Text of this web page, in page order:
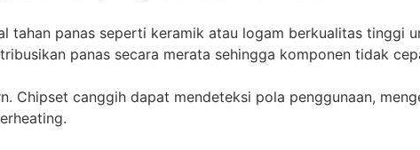
tahan panas seperti keramik atau logam berkualitas tinggi
panas secara merata sehingga komponen tidak
Chipset canggih dapat mendeteksi pola penggunaan,